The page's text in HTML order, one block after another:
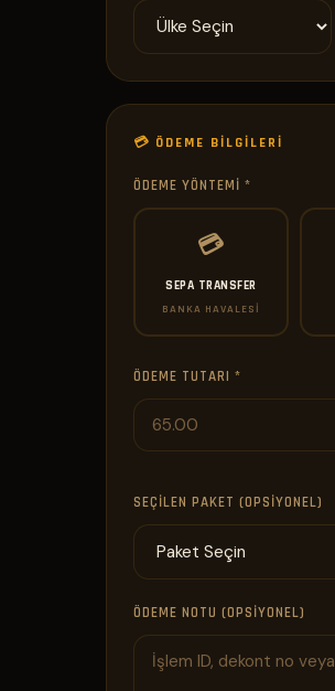
💳 ÖDEME BILGILERI
ÖDEME YÖNTEMI *
💳
SEPA TRANSFER
BANKA HAVALESI
ÖDEME TUTARI *
SEÇILEN PAKET (OPSIYONEL)
ÖDEME NOTU (OPSIYONEL)